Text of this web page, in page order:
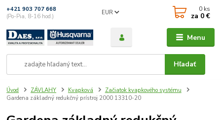
Menu
EUR
Hľadať
+421 903 707 668
(Po-Pia, 8-16 hod.)
0 ks
za 0 €
Úvod ZÁVLAHY Kvapková
Začiatok kvapkového systému
Gardena základný redukčný prístroj 2000 13310-20